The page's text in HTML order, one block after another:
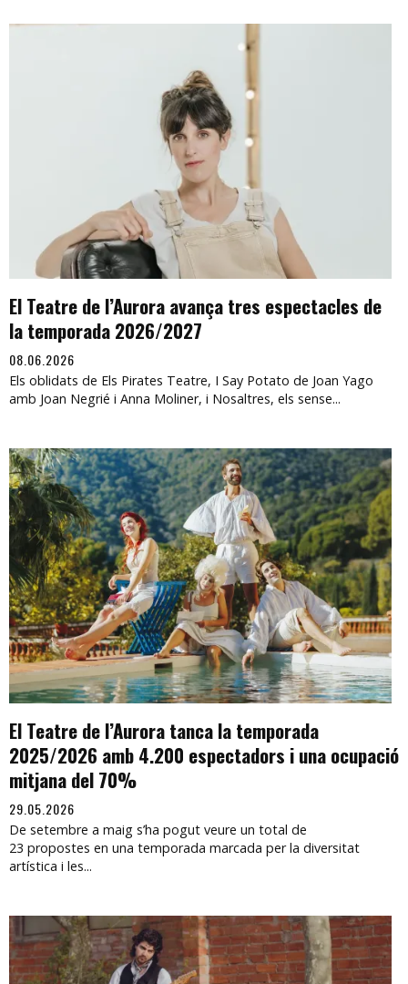
El Teatre de l’Aurora avança tres espectacles de
la temporada 2026/2027
08.06.2026
Els oblidats de Els Pirates Teatre, I Say Potato de Joan Yago
amb Joan Negrié i Anna Moliner, i Nosaltres, els sense...
El Teatre de l’Aurora tanca la temporada
2025/2026 amb 4.200 espectadors i una ocupació
mitjana del 70%
29.05.2026
De setembre a maig s’ha pogut veure un total de
23 propostes en una temporada marcada per la diversitat
artística i les...